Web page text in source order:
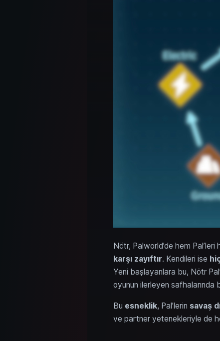
Nötr, Palworld’de hem Pal’leri
karşı zayıftır. Kendileri ise
Yeni başlayanlara bu, Nötr
oyunun ilerleyen safhalarında
Bu esneklik, Pal’lerin savaş
ve partner yetenekleriyle de